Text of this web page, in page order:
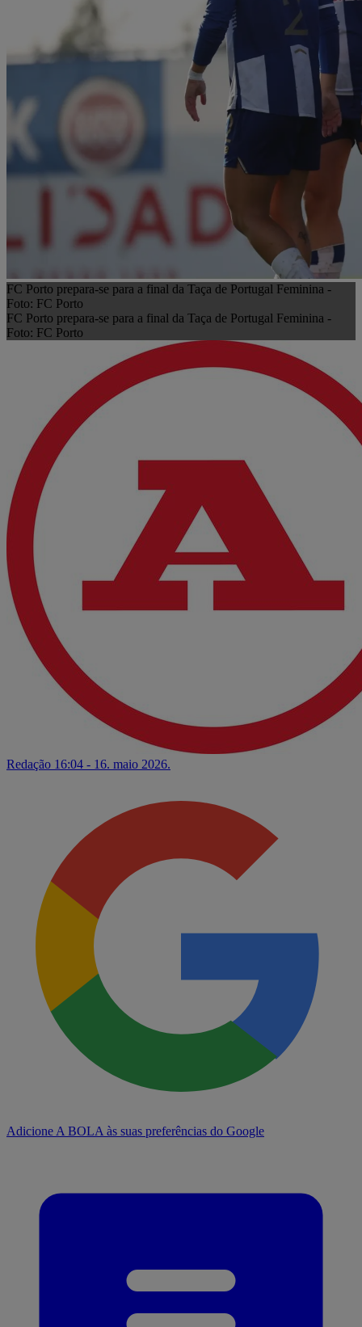
FC Porto prepara-se para a final da Taça de Portugal Feminina -
Foto: FC Porto
FC Porto prepara-se para a final da Taça de Portugal Feminina -
Foto: FC Porto
Redação 16:04 - 16. maio 2026.
Adicione A BOLA às suas preferências do Google